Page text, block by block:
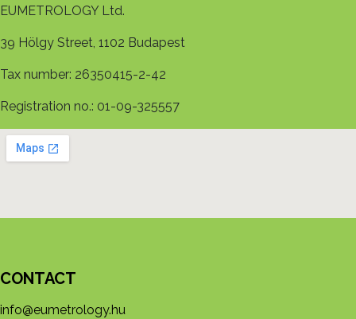
EUMETROLOGY Ltd.
39 Hölgy Street, 1102 Budapest
Tax number: 26350415-2-42
Registration no.: 01-09-325557
CONTACT
info@eumetrology.hu